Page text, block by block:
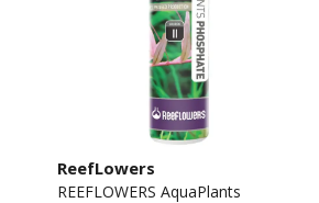
ReefLowers
REEFLOWERS AquaPlants